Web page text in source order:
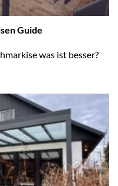
Guide
was ist besser?